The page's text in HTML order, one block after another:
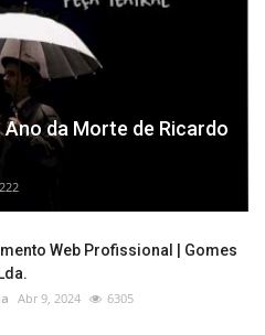
da Morte de Ricardo
Web Profissional | Gomes
Abr 9, 2024 6305